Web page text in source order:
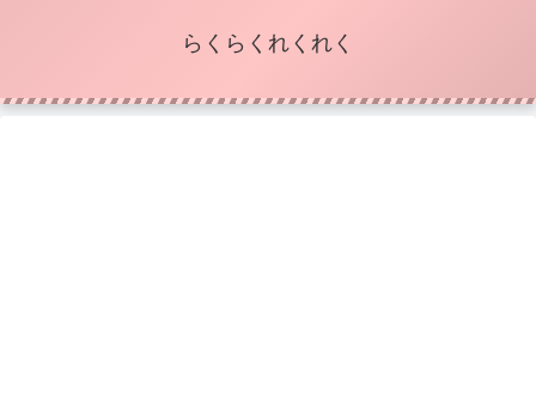
らくらくれくれく